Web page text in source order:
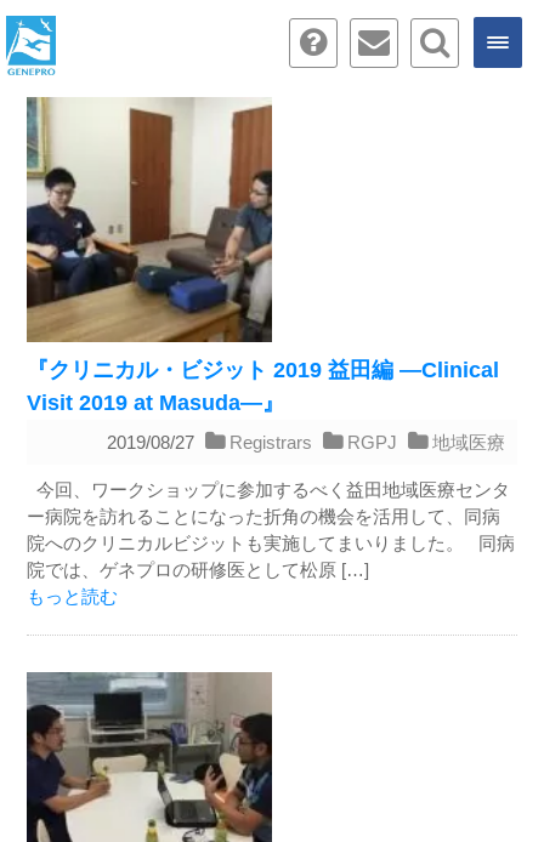
『クリニカル・ビジット 2019 益田編 ―Clinical
Visit 2019 at Masuda―』
2019/08/27 Registrars RGPJ 地域医療
今回、ワークショップに参加するべく益田地域医療センタ
ー病院を訪れることになった折角の機会を活用して、同病
院へのクリニカルビジットも実施してまいりました。 同病
院では、ゲネプロの研修医として松原 […]
もっと読む